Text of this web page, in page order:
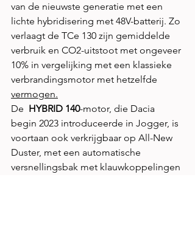
van de nieuwste generatie met een
lichte hybridisering met 48V-batterij. Zo
verlaagt de TCe 130 zijn gemiddelde
verbruik en CO2-uitstoot met ongeveer
10% in vergelijking met een klassieke
verbrandingsmotor met hetzelfde
vermogen.
De HYBRID 140-motor, die Dacia
begin 2023 introduceerde in Jogger, is
voortaan ook verkrijgbaar op All-New
Duster, met een automatische
versnellingsbak met klauwkoppelingen